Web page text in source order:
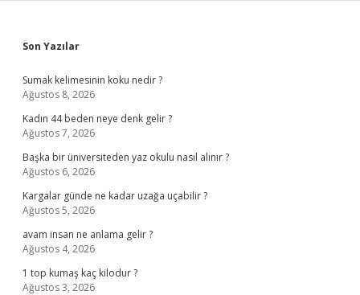
Sidebar
Son Yazılar
Sumak kelimesinin koku nedir ?
Ağustos 8, 2026
Kadın 44 beden neye denk gelir ?
Ağustos 7, 2026
Başka bir üniversiteden yaz okulu nasıl alınır ?
Ağustos 6, 2026
Kargalar günde ne kadar uzağa uçabilir ?
Ağustos 5, 2026
avam insan ne anlama gelir ?
Ağustos 4, 2026
1 top kumaş kaç kilodur ?
Ağustos 3, 2026